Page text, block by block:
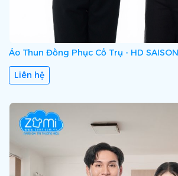
Áo Thun Đồng Phục Cổ Trụ - HD
Liên hệ